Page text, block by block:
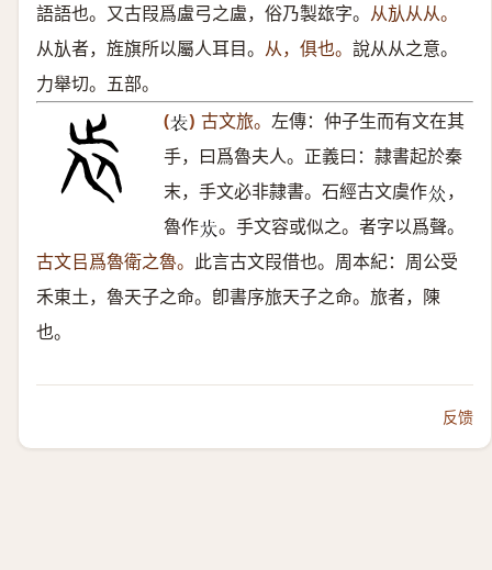
語語也。又古叚爲盧弓之盧，俗乃製玈字。 从㫃从从。
从㫃者，旌旗所以屬人耳目。 从，俱也。 說从从之意。
力舉切。五部。
(𣥏 ) 古文旅。 左傳：仲子生而有文在其
手，曰爲魯夫人。正義曰：隷書起於秦
末，手文必非隷書。石經古文虞作𠈌，
魯作𣥐 。手文容或似之。者字以爲聲。
古文㠯爲魯衛之魯。 此言古文叚借也。周本紀：周公受
禾東土，魯天子之命。卽書序旅天子之命。旅者，陳
也。
反馈